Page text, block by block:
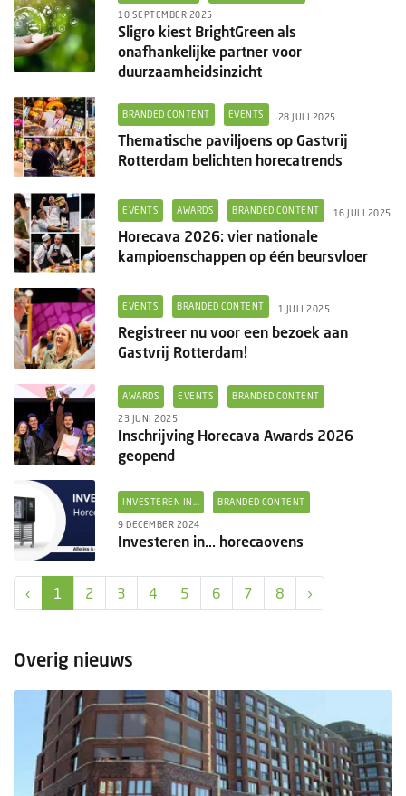
10 SEPTEMBER 2025
Sligro kiest BrightGreen als
onafhankelijke partner voor
duurzaamheidsinzicht
BRANDED CONTENT EVENTS 28 JULI 2025
Thematische paviljoens op Gastvrij
Rotterdam belichten horecatrends
EVENTS AWARDS BRANDED CONTENT 16 JULI 2025
Horecava 2026: vier nationale
kampioenschappen op één beursvloer
EVENTS BRANDED CONTENT 1 JULI 2025
Registreer nu voor een bezoek aan
Gastvrij Rotterdam!
AWARDS EVENTS BRANDED CONTENT
23 JUNI 2025
Inschrijving Horecava Awards 2026
geopend
INVESTEREN IN... BRANDED CONTENT
9 DECEMBER 2024
Investeren in... horecaovens
‹ 1 2 3 4 5 6 7 8 ›
Overig nieuws